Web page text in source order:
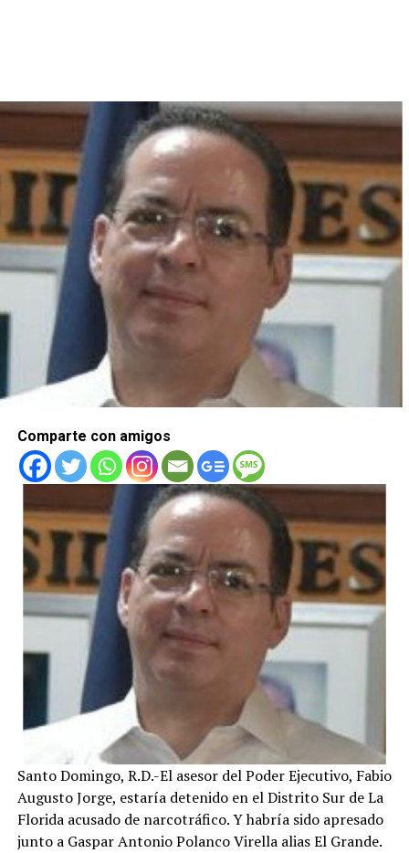
Comparte con amigos
Santo Domingo, R.D.-El asesor del Poder Ejecutivo, Fabio
Augusto Jorge, estaría detenido en el Distrito Sur de La
Florida acusado de narcotráfico. Y habría sido apresado
junto a Gaspar Antonio Polanco Virella alias El Grande.